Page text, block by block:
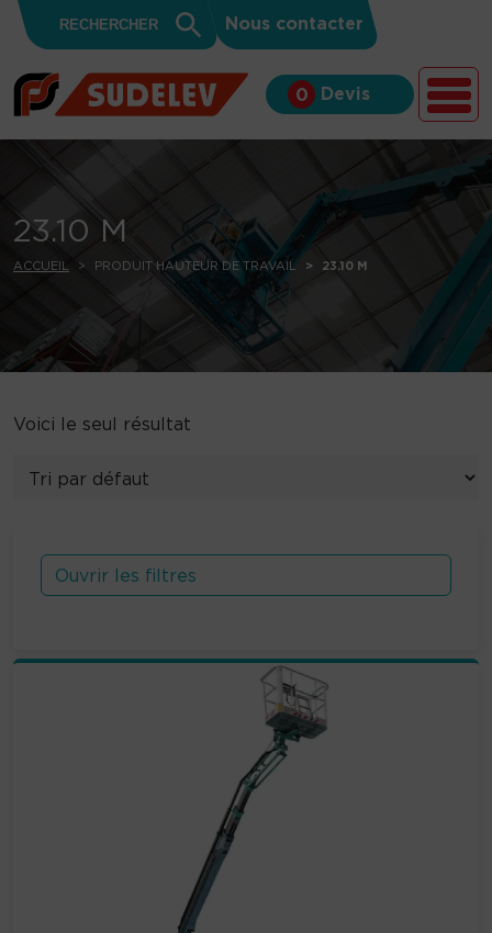
Skip to content
for:
Search
Button
Nous contacter
0 Devis
23.10 M
ACCUEIL PRODUIT HAUTEUR DE TRAVAIL 23.10 M
Voici le seul résultat
Ouvrir les filtres